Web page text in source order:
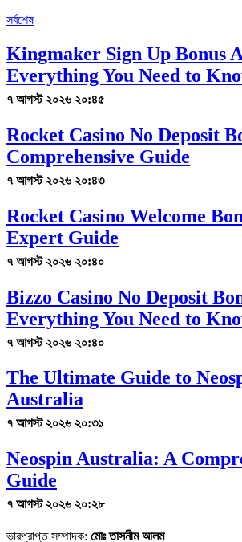
সর্বশেষ
Kingmaker Sign Up Bonus
Everything You Need to
৭ আগস্ট ২০২৬ ২০:৪৫
Rocket Casino No Deposit
Comprehensive Guide
৭ আগস্ট ২০২৬ ২০:৪৩
Rocket Casino Welcome
Expert Guide
৭ আগস্ট ২০২৬ ২০:৪০
Bizzo Casino No Deposit
Everything You Need to
৭ আগস্ট ২০২৬ ২০:৪০
The Ultimate Guide to
Australia
৭ আগস্ট ২০২৬ ২০:৩১
Neospin Australia: A
Guide
৭ আগস্ট ২০২৬ ২০:২৮
ভারপ্রাপ্ত সম্পাদক: মোঃ তাসনীম আলম